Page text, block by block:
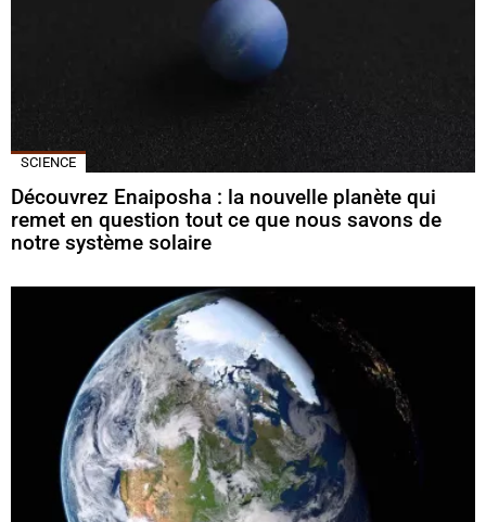
SCIENCE
Découvrez Enaiposha : la nouvelle planète qui
remet en question tout ce que nous savons de
notre système solaire